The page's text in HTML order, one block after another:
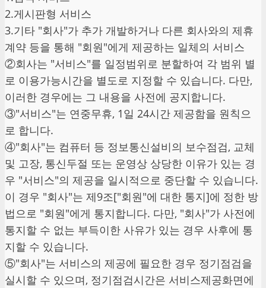
2.게시판형 서비스
3.기타 "회사"가 추가 개발하거나 다른 회사와의 제휴
계약 등을 통해 "회원"에게 제공하는 일체의 서비스
②회사는 "서비스"를 일정범위로 분할하여 각 범위 별
로 이용가능시간을 별도로 지정할 수 있습니다. 다만,
이러한 경우에는 그 내용을 사전에 공지합니다.
③"서비스"는 연중무휴, 1일 24시간 제공함을 원칙으
로 합니다.
④"회사"는 컴퓨터 등 정보통신설비의 보수점검, 교체
및 고장, 통신두절 또는 운영상 상당한 이유가 있는 경
우 "서비스"의 제공을 일시적으로 중단할 수 있습니다.
이 경우 "회사"는 제9조["회원"에 대한 통지]에 정한 방
법으로 "회원"에게 통지합니다. 다만, "회사"가 사전에
통지할 수 없는 부득이한 사유가 있는 경우 사후에 통
지할 수 있습니다.
⑤"회사"는 서비스의 제공에 필요한 경우 정기점검을
실시할 수 있으며, 정기점검시간은 서비스제공화면에